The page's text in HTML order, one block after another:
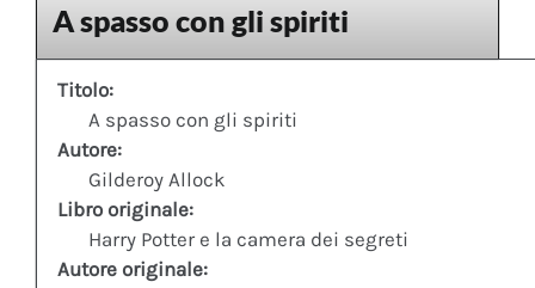
A spasso con gli spiriti
Titolo:
A spasso con gli spiriti
Autore:
Gilderoy Allock
Libro originale:
Harry Potter e la camera dei segreti
Autore originale: